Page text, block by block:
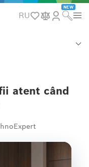
RU
NEW
atent când